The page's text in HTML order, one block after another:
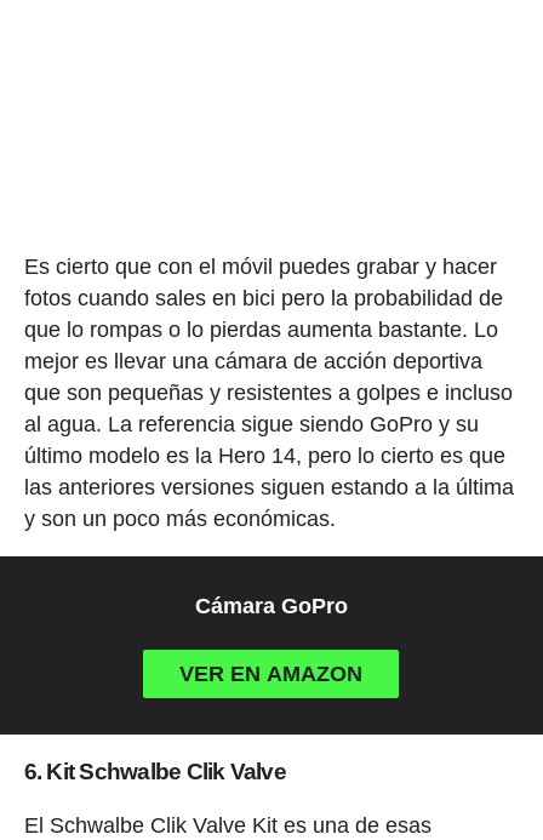
Es cierto que con el móvil puedes grabar y hacer
fotos cuando sales en bici pero la probabilidad de
que lo rompas o lo pierdas aumenta bastante. Lo
mejor es llevar una cámara de acción deportiva
que son pequeñas y resistentes a golpes e incluso
al agua. La referencia sigue siendo GoPro y su
último modelo es la Hero 14, pero lo cierto es que
las anteriores versiones siguen estando a la última
y son un poco más económicas.
Cámara GoPro
VER EN AMAZON
6. Kit Schwalbe Clik Valve
El Schwalbe Clik Valve Kit es una de esas